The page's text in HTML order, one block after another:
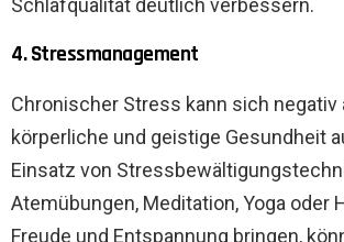
4. Stressmanagement
Chronischer Stress kann sich negativ
körperliche und geistige Gesundheit
Einsatz von
Atemübungen, Meditation, Yoga oder
Freude und Entspannung bringen,